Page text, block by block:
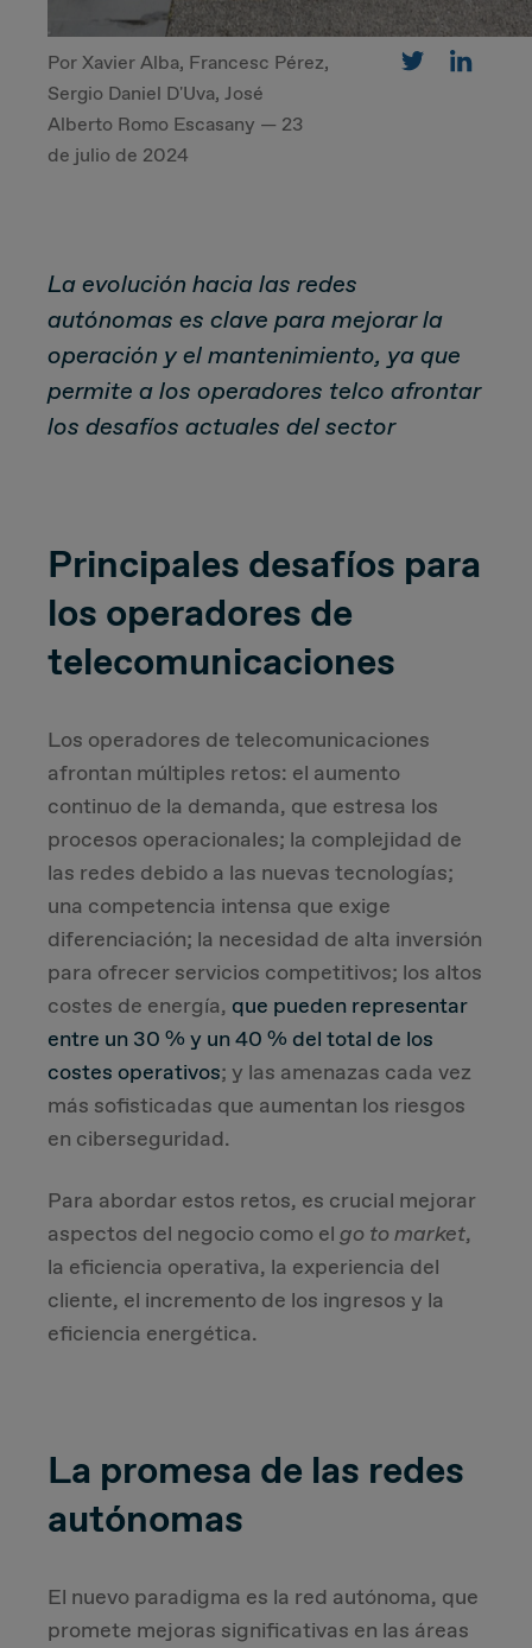
CUSTOMER
Value Proposal & Strategy
Sales Strategy
Customer Management Strategy
Customer Experience
Due Diligence
Carve-out
Business Strategy
Market Strategy & Screening Analysis
Performance Transformation
Por Xavier Alba, Francesc Pérez,
Sergio Daniel D'Uva, José
Alberto Romo Escasany — 23
de julio de 2024
La evolución hacia las redes
autónomas es clave para mejorar la
operación y el mantenimiento, ya que
permite a los operadores telco afrontar
los desafíos actuales del sector
Principales desafíos para
los operadores de
telecomunicaciones
Los operadores de telecomunicaciones
afrontan múltiples retos: el aumento
continuo de la demanda, que estresa los
procesos operacionales; la complejidad de
las redes debido a las nuevas tecnologías;
una competencia intensa que exige
diferenciación; la necesidad de alta inversión
para ofrecer servicios competitivos; los altos
costes de energía, que pueden representar
entre un 30 % y un 40 % del total de los
costes operativos; y las amenazas cada vez
más sofisticadas que aumentan los riesgos
en ciberseguridad.
Para abordar estos retos, es crucial mejorar
aspectos del negocio como el go to market,
la eficiencia operativa, la experiencia del
cliente, el incremento de los ingresos y la
eficiencia energética.
La promesa de las redes
autónomas
El nuevo paradigma es la red autónoma, que
promete mejoras significativas en las áreas